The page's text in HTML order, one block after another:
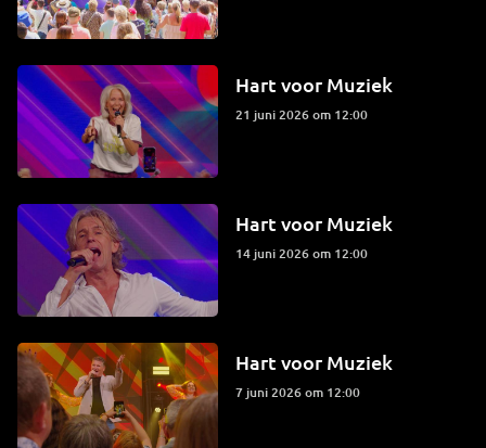
Hart voor Muziek
21 juni 2026 om 12:00
Hart voor Muziek
14 juni 2026 om 12:00
Hart voor Muziek
7 juni 2026 om 12:00